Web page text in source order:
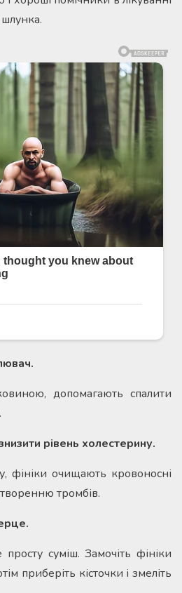
шлунка.
допомагають спалити
рівень холестерину.
фініки очищають кровоносні
тромбів.
суміш. Замочіть фініки
приберіть кісточки і змеліть